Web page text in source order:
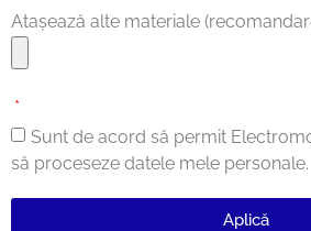
Atașează alte materiale
Sunt de acord să permit
să proceseze datele mele personale.
Aplică